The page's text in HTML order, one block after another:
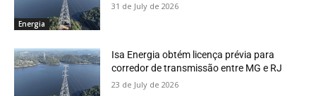
Energia
31 de July de 2026
Isa Energia obtém licença prévia para
corredor de transmissão entre MG e RJ
23 de July de 2026